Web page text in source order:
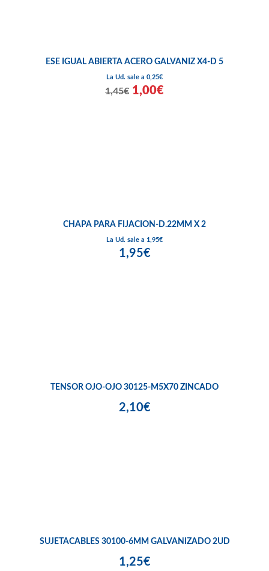
ESE IGUAL ABIERTA ACERO GALVANIZ X4-D 5
La Ud. sale a 0,25€
1,45€ 1,00€
CHAPA PARA FIJACION-D.22MM X 2
La Ud. sale a 1,95€
1,95€
TENSOR OJO-OJO 30125-M5X70 ZINCADO
2,10€
SUJETACABLES 30100-6MM GALVANIZADO 2UD
1,25€